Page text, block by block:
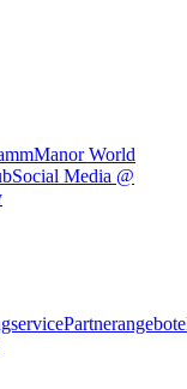
Manor World
Social Media @
Partnerangebote